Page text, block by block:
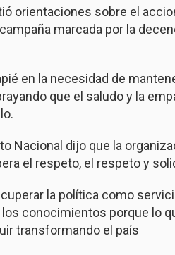
orientaciones sobre el
marcada por la
en la necesidad de
que el saludo y la
Nacional dijo que la
el respeto, el respeto y
la política como
conocimientos porque lo
transformando el país